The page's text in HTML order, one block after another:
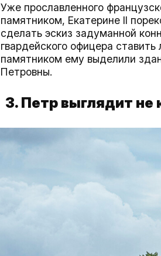
Уже прославленного
памятником, Екатерине II
сделать эскиз задуманной
гвардейского офицера
памятником ему выделили
Петровны.
3. Петр выглядит не